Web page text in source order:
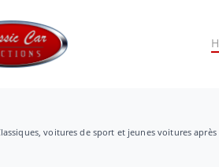
voitures de sport et jeunes voitures